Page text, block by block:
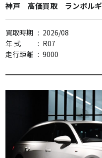
神戸 高価買取 ランボルギ
買取時期 : 2026/08
年 式
: R07
走行距離 : 9000